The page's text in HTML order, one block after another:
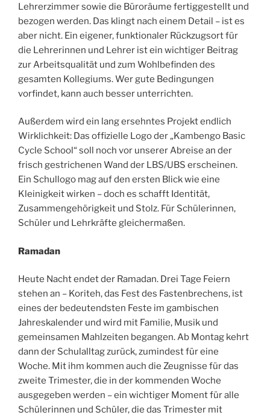
Lehrerzimmer sowie die Büroräume fertiggestellt und
bezogen werden. Das klingt nach einem Detail – ist es
aber nicht. Ein eigener, funktionaler Rückzugsort für
die Lehrerinnen und Lehrer ist ein wichtiger Beitrag
zur Arbeitsqualität und zum Wohlbefinden des
gesamten Kollegiums. Wer gute Bedingungen
vorfindet, kann auch besser unterrichten.
Außerdem wird ein lang ersehntes Projekt endlich
Wirklichkeit: Das offizielle Logo der „Kambengo Basic
Cycle School“ soll noch vor unserer Abreise an der
frisch gestrichenen Wand der LBS/UBS erscheinen.
Ein Schullogo mag auf den ersten Blick wie eine
Kleinigkeit wirken – doch es schafft Identität,
Zusammengehörigkeit und Stolz. Für Schülerinnen,
Schüler und Lehrkräfte gleichermaßen.
Ramadan
Heute Nacht endet der Ramadan. Drei Tage Feiern
stehen an – Koriteh, das Fest des Fastenbrechens, ist
eines der bedeutendsten Feste im gambischen
Jahreskalender und wird mit Familie, Musik und
gemeinsamen Mahlzeiten begangen. Ab Montag kehrt
dann der Schulalltag zurück, zumindest für eine
Woche. Mit ihm kommen auch die Zeugnisse für das
zweite Trimester, die in der kommenden Woche
ausgegeben werden – ein wichtiger Moment für alle
Schülerinnen und Schüler, die das Trimester mit